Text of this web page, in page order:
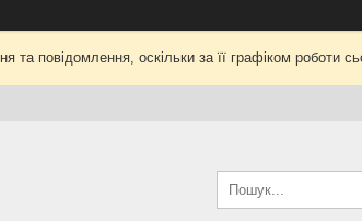
повідомлення, оскільки за її графіком роботи